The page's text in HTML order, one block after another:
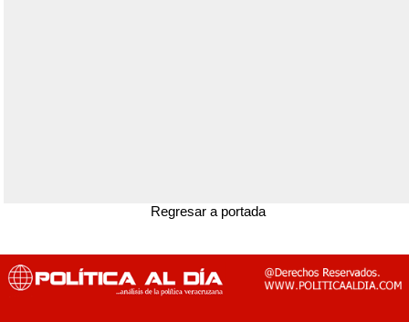
Regresar a portada